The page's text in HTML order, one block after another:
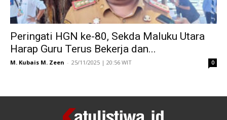
Peringati HGN ke-80, Sekda Maluku Utara
Harap Guru Terus Bekerja dan...
M. Kubais M. Zeen - 25/11/2025 | 20:56 WIT 0